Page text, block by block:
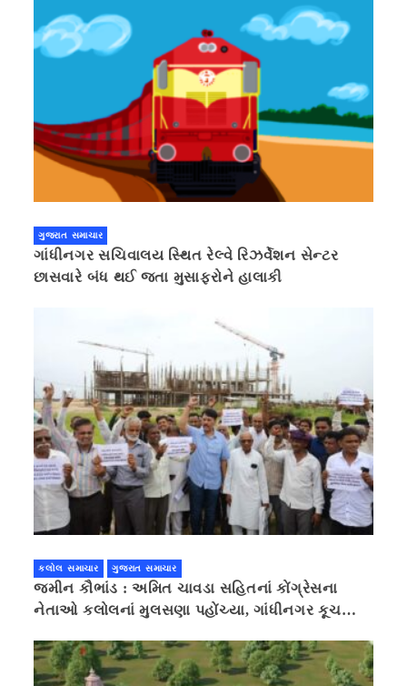
ગુજરાત સમાચાર
ગાંધીનગર સચિવાલય સ્થિત રેલ્વે રિઝર્વેશન સેન્ટર
છાસવારે બંધ થઈ જતા મુસાફરોને હાલાકી
કલોલ સમાચાર ગુજરાત સમાચાર
જમીન કૌભાંડ : અમિત ચાવડા સહિતનાં કોંગ્રેસના
નેતાઓ કલોલનાં મુલસણા પહોંચ્યા, ગાંધીનગર કૂચ